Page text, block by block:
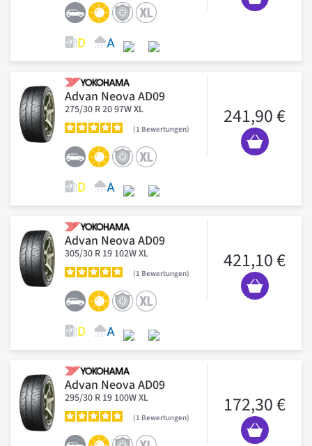
Advan Neova AD09
275/30 R 20 97W XL
1 Bewertungen
241,90 €
Advan Neova AD09
305/30 R 19 102W XL
1 Bewertungen
421,10 €
Advan Neova AD09
295/30 R 19 100W XL
1 Bewertungen
172,30 €